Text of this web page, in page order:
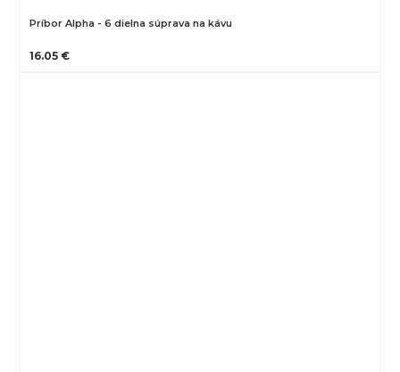
Príbor Alpha - 6 dielna súprava na kávu
16.05 €